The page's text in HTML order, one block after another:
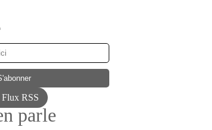
Flux RSS
parle